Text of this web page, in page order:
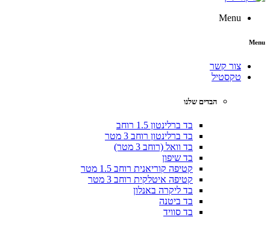
Menu
צור קשר
טקסטיל
הבדים שלנו
בד ברלינטון 1.5 רוחב
בד ברלינטון רוחב 3 מטר
בד וואל (רוחב 3 מטר)
בד שיפון
קטיפה קוריאנית רוחב 1.5 מטר
קטיפה איטלקית רוחב 3 מטר
בד ליקרה באנלון
בד ביטנה
בד סוויד